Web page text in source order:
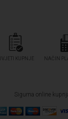
UVJETI KUPNJE NAČIN
Sigurna online